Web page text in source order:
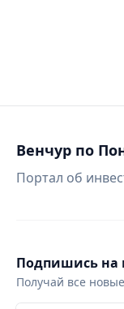
Венчур по
Портал об
Подпишись на
Получай все